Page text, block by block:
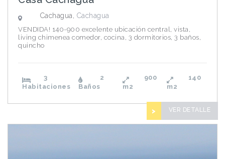
Cachagua, Cachagua
VENDIDA! 140-900 excelente ubicación central, vista,
living chimenea comedor, cocina, 3 dormitorios, 3 baños,
quincho
3
Habitaciones
2
Baños
900
m2
140
m2
> VER DETALLE